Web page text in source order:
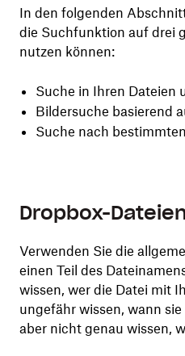
In den folgenden
die Suchfunktion auf drei
nutzen können:
Suche in Ihren Dateien
Bildersuche basierend
Suche nach
Dropbox-
Verwenden Sie die
einen Teil des
wissen, wer die Datei mit
ungefähr wissen, wann
aber nicht genau wissen,